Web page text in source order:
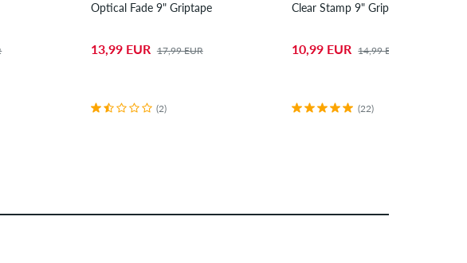
Optical Fade 9" Griptape
13,99 EUR 17,99 EUR
(2)
Clear Stamp 9" Griptape
10,99 EUR 14,99 EUR
(22)